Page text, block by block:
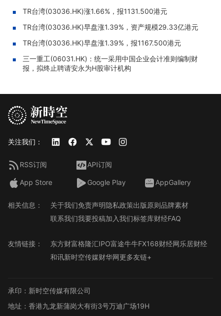
TR台湾(03036.HK)涨1.66%，报1131.500港元
TR台湾(03036.HK)早盘涨1.39%，资产规模29.33亿港元
TR台湾(03036.HK)早盘涨1.39%，报1167.500港元
三一重工(06031.HK)：统一采用中国企业会计准则编制财
报，拟终止聘请安永为H股审计机构
关注我们：
RSS订阅 API订阅
App Store Google Play AppGallery
相关信息： 关于我们免责声明隐私政策出版原则品牌素材
联系我们我要投稿加入我们标签库财经FAQ
友情链接： 东方财富格隆汇IPO富途牛牛FX168财经网乐居财经
和讯新时空传媒财华网更多友链+
承印：新时空传媒有限公司
地址：香港九龙新蒲岗大有街3号万迪广场19H